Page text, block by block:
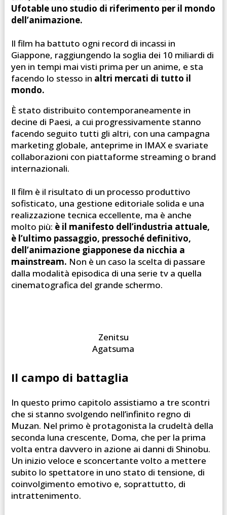
Ufotable uno studio di riferimento per il mondo
dell’animazione.
Il film ha battuto ogni record di incassi in
Giappone, raggiungendo la soglia dei 10 miliardi di
yen in tempi mai visti prima per un anime, e sta
facendo lo stesso in altri mercati di tutto il
mondo.
È stato distribuito contemporaneamente in
decine di Paesi, a cui progressivamente stanno
facendo seguito tutti gli altri, con una campagna
marketing globale, anteprime in IMAX e svariate
collaborazioni con piattaforme streaming o brand
internazionali.
Il film è il risultato di un processo produttivo
sofisticato, una gestione editoriale solida e una
realizzazione tecnica eccellente, ma è anche
molto più: è il manifesto dell’industria attuale,
è l’ultimo passaggio, pressoché definitivo,
dell’animazione giapponese da nicchia a
mainstream. Non è un caso la scelta di passare
dalla modalità episodica di una serie tv a quella
cinematografica del grande schermo.
Zenitsu
Agatsuma
Il campo di battaglia
In questo primo capitolo assistiamo a tre scontri
che si stanno svolgendo nell’infinito regno di
Muzan. Nel primo è protagonista la crudeltà della
seconda luna crescente, Doma, che per la prima
volta entra davvero in azione ai danni di Shinobu.
Un inizio veloce e sconcertante volto a mettere
subito lo spettatore in uno stato di tensione, di
coinvolgimento emotivo e, soprattutto, di
intrattenimento.